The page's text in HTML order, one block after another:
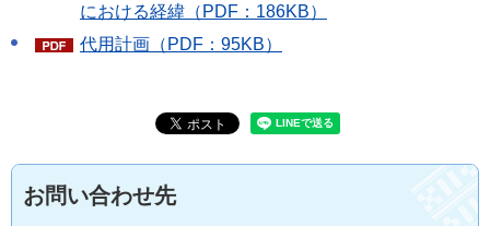
における経緯（PDF：186KB）
代用計画（PDF：95KB）
お問い合わせ先